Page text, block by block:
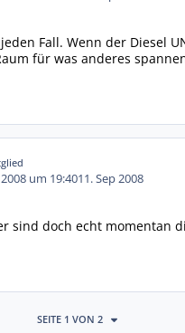
Fall. Wenn der Diesel
für was anderes
um 19:4011. Sep 2008
sind doch echt momentan
SEITE 1 VON 2